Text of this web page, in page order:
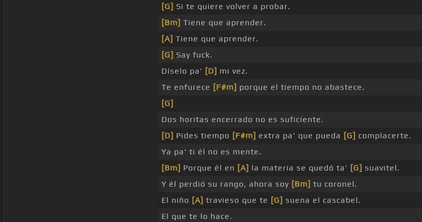
[G] Si te quiere volver a probar.
[Bm] Tiene que aprender.
[A] Tiene que aprender.
[G] Say fuck.
Díselo pa' [D] mi vez.
Te enfurece [F#m] porque el tiempo no abastece.
[G]
Dos horitas encerrado no es suficiente.
[D] Pides tiempo [F#m] extra pa' que pueda [G] complacerte.
Ya pa' ti él no es mente.
[Bm] Porque él en [A] la materia se quedó ta' [G] suavitel.
Y él perdió su rango, ahora soy [Bm] tu coronel.
El niño [A] travieso que te [G] suena el cascabel.
El que te lo hace.